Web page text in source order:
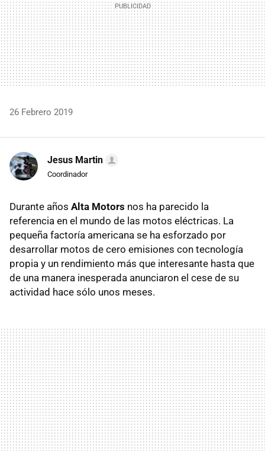
26 Febrero 2019
Jesus Martin
Coordinador
Durante años Alta Motors nos ha parecido la
referencia en el mundo de las motos eléctricas. La
pequeña factoría americana se ha esforzado por
desarrollar motos de cero emisiones con tecnología
propia y un rendimiento más que interesante hasta que
de una manera inesperada anunciaron el cese de su
actividad hace sólo unos meses.